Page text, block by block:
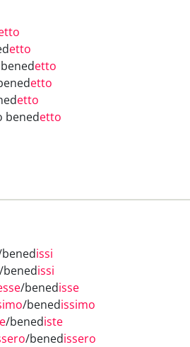
etto
etto
etto
etto
benedetto
issi
/benedissi
/benedisse
/benedissimo
/benediste
/benedissero